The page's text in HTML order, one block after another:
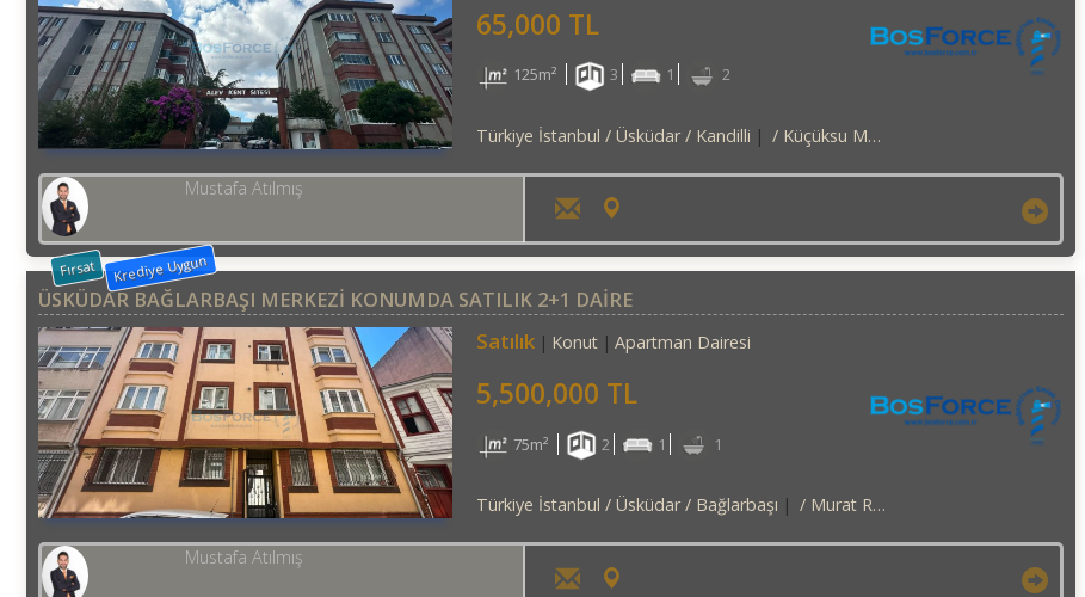
65,000 TL
125m² 3 1 2
Türkiye İstanbul / Üsküdar/ Kandilli / Küçüksu Mah.
Mustafa Atılmış
Fırsat Krediye Uygun
ÜSKÜDAR BAĞLARBAŞI MERKEZİ KONUMDA SATILIK 2+1 DAİRE
Satılık Konut Apartman Dairesi
5,500,000 TL
75m² 2 1 1
Türkiye İstanbul / Üsküdar/ Bağlarbaşı / Murat Reis Mah.
Mustafa Atılmış